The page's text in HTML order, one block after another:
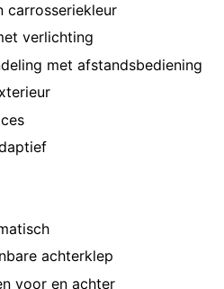
carrosseriekleur
verlichting
met afstandsbediening
achterklep
voor en achter